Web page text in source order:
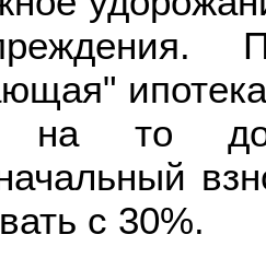
на то
с 30%.